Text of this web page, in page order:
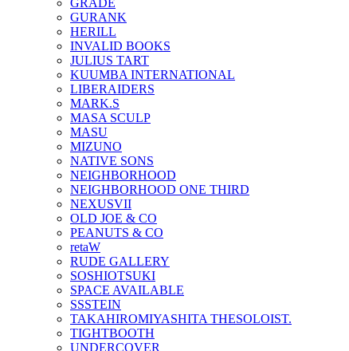
GRADE
GURANK
HERILL
INVALID BOOKS
JULIUS TART
KUUMBA INTERNATIONAL
LIBERAIDERS
MARK.S
MASA SCULP
MASU
MIZUNO
NATIVE SONS
NEIGHBORHOOD
NEIGHBORHOOD ONE THIRD
NEXUSVII
OLD JOE & CO
PEANUTS & CO
retaW
RUDE GALLERY
SOSHIOTSUKI
SPACE AVAILABLE
SSSTEIN
TAKAHIROMIYASHITA THESOLOIST.
TIGHTBOOTH
UNDERCOVER